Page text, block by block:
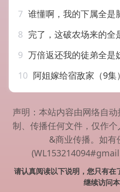
7 谁懂啊，我的下属全是脑补狂魔&谁懂啊我
8 完了，这破农场来的全是祖宗第二季&完了这破
9 万倍返还我的徒弟全是
10 阿姐嫁给宿敌家（9集
声明：本站内容由网络自
制、传播任何文件，仅作
&商业传播。如有
请认真阅读以下说明，您只有在
继续访问本